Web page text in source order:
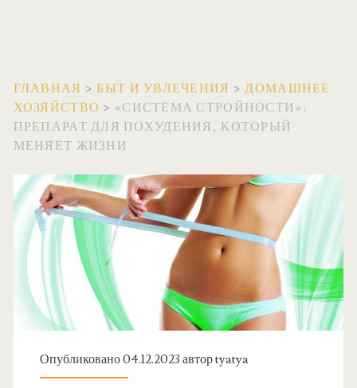
ГЛАВНАЯ >БЫТ И УВЛЕЧЕНИЯ >ДОМАШНЕЕ
ХОЗЯЙСТВО > «СИСТЕМА СТРОЙНОСТИ»:
ПРЕПАРАТ ДЛЯ ПОХУДЕНИЯ, КОТОРЫЙ
МЕНЯЕТ ЖИЗНИ
Опубликовано 04.12.2023 авторtyatya